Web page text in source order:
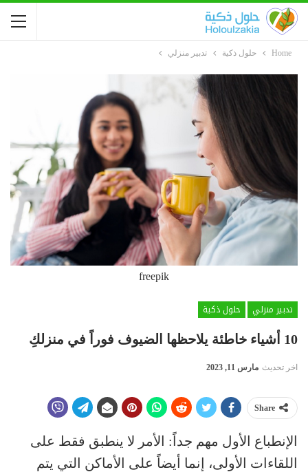
Home حلول ذكية تدبير منزلي
freepik
تدبير منزلي
حلول ذكية
10 أشياء خاطئة يلاحظها الضيوف فوراً في منزلكِ
اخر تحديث مارس 11, 2023
Share
الإنطباع الأول مهم جداً: الأمر لا ينطبق فقط على
اللقاءات الأولى، إنما أيضاً على الأماكن التي يتم